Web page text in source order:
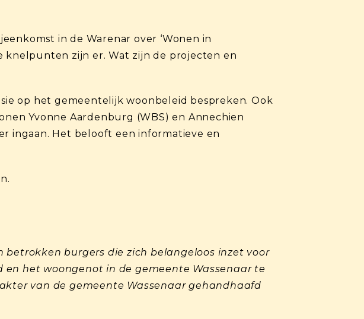
in de Warenar over ‘Wonen in
knelpunten zijn er. Wat zijn de projecten en
op het gemeentelijk woonbeleid bespreken. Ook
Yvonne Aardenburg (WBS) en Annechien
ingaan. Het belooft een informatieve en
betrokken burgers die zich belangeloos inzet voor
het woongenot in de gemeente Wassenaar te
van de gemeente Wassenaar gehandhaafd